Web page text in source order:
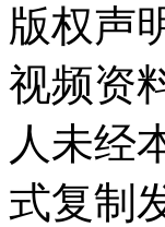
版权声
视频资
人未经
式复制